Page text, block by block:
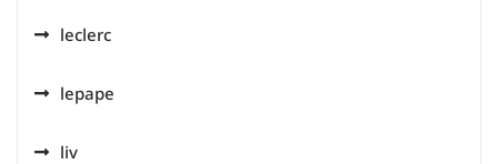
leclerc
lepape
liv